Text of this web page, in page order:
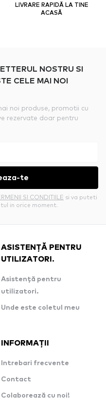
LIVRARE RAPIDĂ LA TINE
ACASĂ
NOSTRU SI
CELE MAI NOI
noi produse, promotii cu
rezervate doar pentru
te
SI CONDITIILE si va puteti
in orice moment.
ASISTENȚĂ PENTRU
UTILIZATORI.
Asistență pentru
utilizatori.
Unde este coletul meu
INFORMAȚII
Intrebari frecvente
Contact
Colaborează cu noi!